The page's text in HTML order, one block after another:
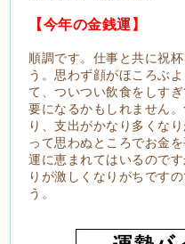
【今年の金銭運】
順調です。仕事と共に祝
う。思わず顔がほころぶ
て、ついつい飲食をしす
要になるかもしれません
り、支出がかなり多くな
って思わぬところでお金
運に恵まれてはいるので
りが激しくなりがちです
う。